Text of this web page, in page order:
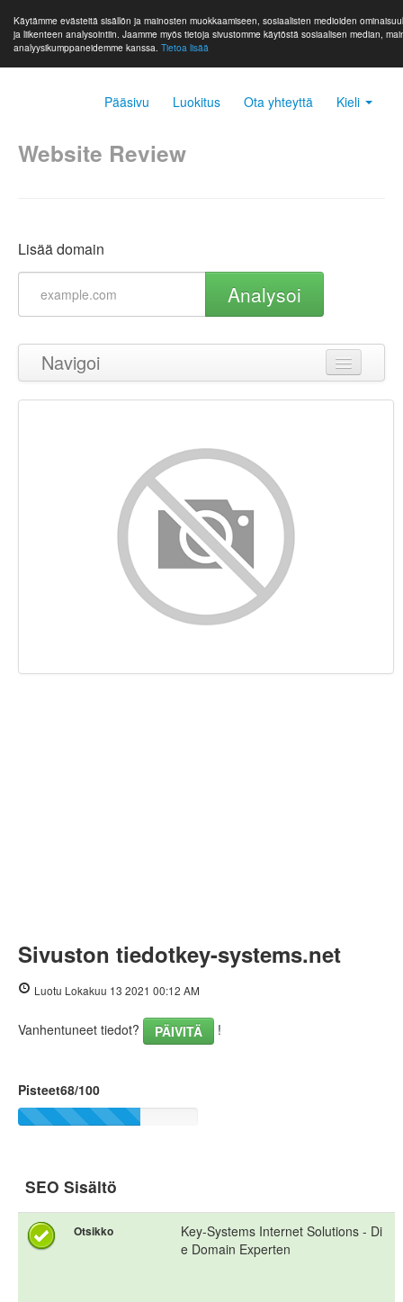
Käytämme evästeitä sisällön ja mainosten muokkaamiseen, sosiaalisten medioiden
ja liikenteen analysointiin. Jaamme myös tietoja sivustomme käytöstä sosiaalisen median,
analyysikumppaneidemme kanssa. Tietoa lisää
Pääsivu Luokitus Ota yhteyttä Kieli
Website Review
Lisää domain
Analysoi
Navigoi
Takaisin ylös
Avainsanat
Käytettävyys
Dokumentti
Sivuston tiedotkey-systems.net
Luotu Lokakuu 13 2021 00:12 AM
Vanhentuneet tiedot? PÄIVITÄ !
Pisteet68/100
SEO Sisältö
Otsikko
Key-Systems Internet Solutions - Di
e Domain Experten